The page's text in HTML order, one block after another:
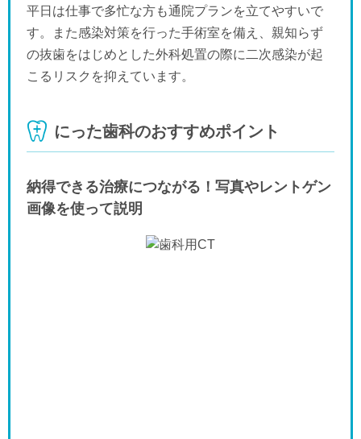
平日は仕事で多忙な方も通院プランを立てやすいで
す。また感染対策を行った手術室を備え、親知らず
の抜歯をはじめとした外科処置の際に二次感染が起
こるリスクを抑えています。
にった歯科のおすすめポイント
納得できる治療につながる！写真やレントゲン
画像を使って説明